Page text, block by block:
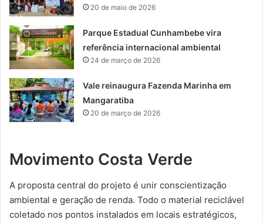
20 de maio de 2026
Parque Estadual Cunhambebe vira
referência internacional ambiental
24 de março de 2026
Vale reinaugura Fazenda Marinha em
Mangaratiba
20 de março de 2026
Movimento Costa Verde
A proposta central do projeto é unir conscientização
ambiental e geração de renda. Todo o material reciclável
coletado nos pontos instalados em locais estratégicos,